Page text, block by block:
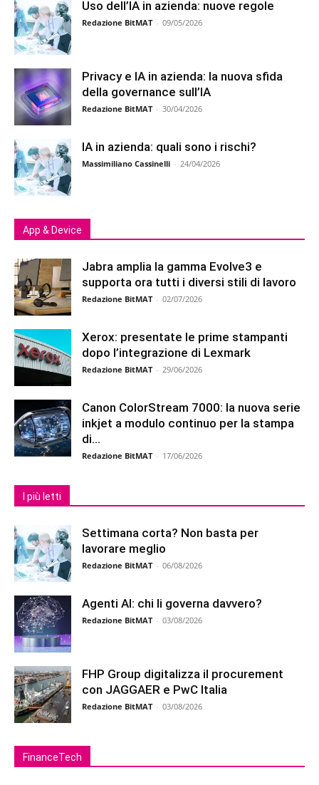
Uso dell’IA in azienda: nuove regole
Redazione BitMAT - 09/05/2026
Privacy e IA in azienda: la nuova sfida
della governance sull’IA
Redazione BitMAT - 30/04/2026
IA in azienda: quali sono i rischi?
Massimiliano Cassinelli - 24/04/2026
App & Device
Jabra amplia la gamma Evolve3 e
supporta ora tutti i diversi stili di lavoro
Redazione BitMAT - 02/07/2026
Xerox: presentate le prime stampanti
dopo l’integrazione di Lexmark
Redazione BitMAT - 29/06/2026
Canon ColorStream 7000: la nuova serie
inkjet a modulo continuo per la stampa
di...
Redazione BitMAT - 17/06/2026
I più letti
Settimana corta? Non basta per
lavorare meglio
Redazione BitMAT - 06/08/2026
Agenti AI: chi li governa davvero?
Redazione BitMAT - 03/08/2026
FHP Group digitalizza il procurement
con JAGGAER e PwC Italia
Redazione BitMAT - 03/08/2026
FinanceTech